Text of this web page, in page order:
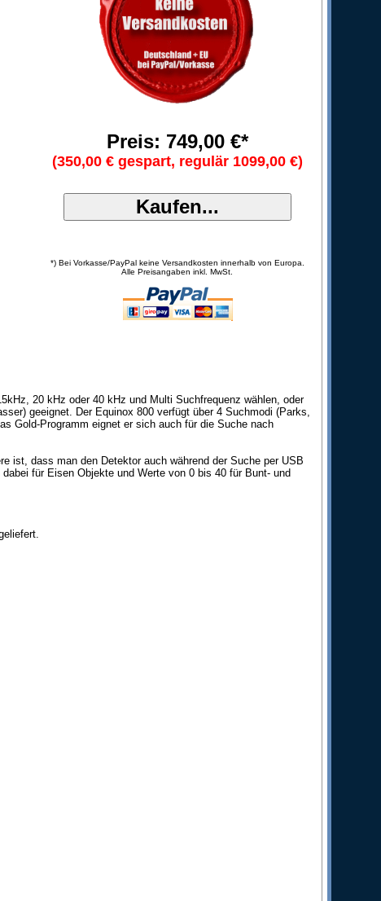
Preis: 749,00 €*
(350,00 € gespart, regulär 1099,00 €)
*) Bei Vorkasse/PayPal keine Versandkosten innerhalb von Europa.
Alle Preisangaben inkl. MwSt.
20 kHz oder 40 kHz und Multi Suchfrequenz wählen, oder
geeignet. Der Equinox 800 verfügt über 4 Suchmodi (Parks,
Gold-Programm eignet er sich auch für die Suche nach
ist, dass man den Detektor auch während der Suche per USB
für Eisen Objekte und Werte von 0 bis 40 für Bunt- und